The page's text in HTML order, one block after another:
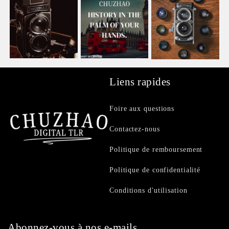
Liens rapides
Foire aux questions
Contactez-nous
Politique de remboursement
Politique de confidentialité
Conditions d'utilisation